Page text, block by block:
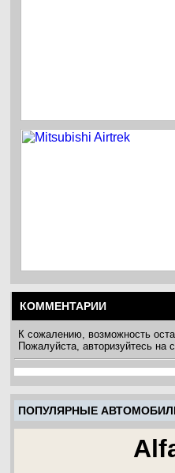
КОММЕНТАРИИ
К сожалению, возможность
Пожалуйста, авторизуйтесь
ПОПУЛЯРНЫЕ